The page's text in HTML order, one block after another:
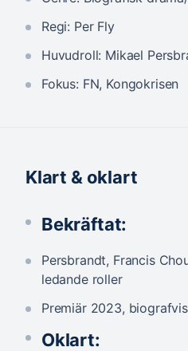
Regi: Per Fly
Huvudroll: Mikael
Fokus: FN, Kongokrisen
Klart & oklart
Bekräftat:
Persbrandt, Francis
ledande roller
Premiär 2023,
Oklart: